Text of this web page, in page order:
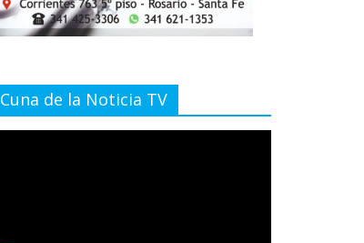
Cuna de la Noticia TV